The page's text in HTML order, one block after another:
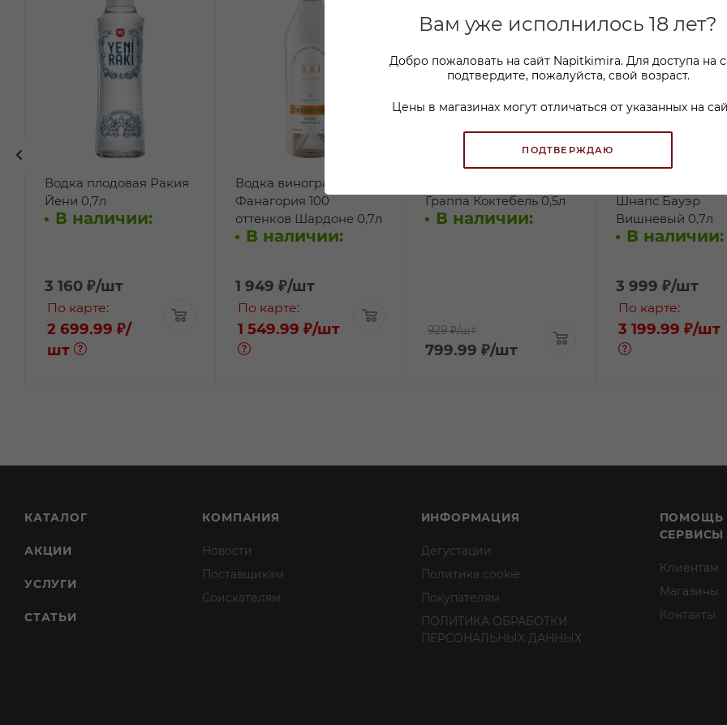
Вам уже исполнилось 18 лет?
Добро пожаловать на сайт Napitkimira. Для доступа на
подтвердите, пожалуйста, свой возраст.
Цены в магазинах могут отличаться от указанных на
ПОДТВЕРЖДАЮ
Водка плодовая Ракия
Йени 0,7л
В наличии:
3 160₽/шт
По карте:
2 699.99 ₽/
шт
Водка виноградная
Фанагория 100
оттенков Шардоне 0,7л
В наличии:
1 949 ₽/шт
По карте:
1 549.99 ₽/шт
Граппа Коктебель 0,5л
В наличии:
929 ₽/шт
799.99 ₽/шт
Шнапс Бауэр
Вишневый 0,7л
В наличии:
3 999 ₽/шт
По карте:
3 199.99 ₽/шт
КАТАЛОГ
АКЦИИ
УСЛУГИ
СТАТЬИ
КОМПАНИЯ
Новости
Поставщикам
Соискателям
ИНФОРМАЦИЯ
Дегустации
Политика cookie
Покупателям
ПОЛИТИКА ОБРАБОТКИ
ПЕРСОНАЛЬНЫХ ДАННЫХ
ПОМОЩЬ
СЕРВИСЫ
Клиентам
Магазины
Контакты